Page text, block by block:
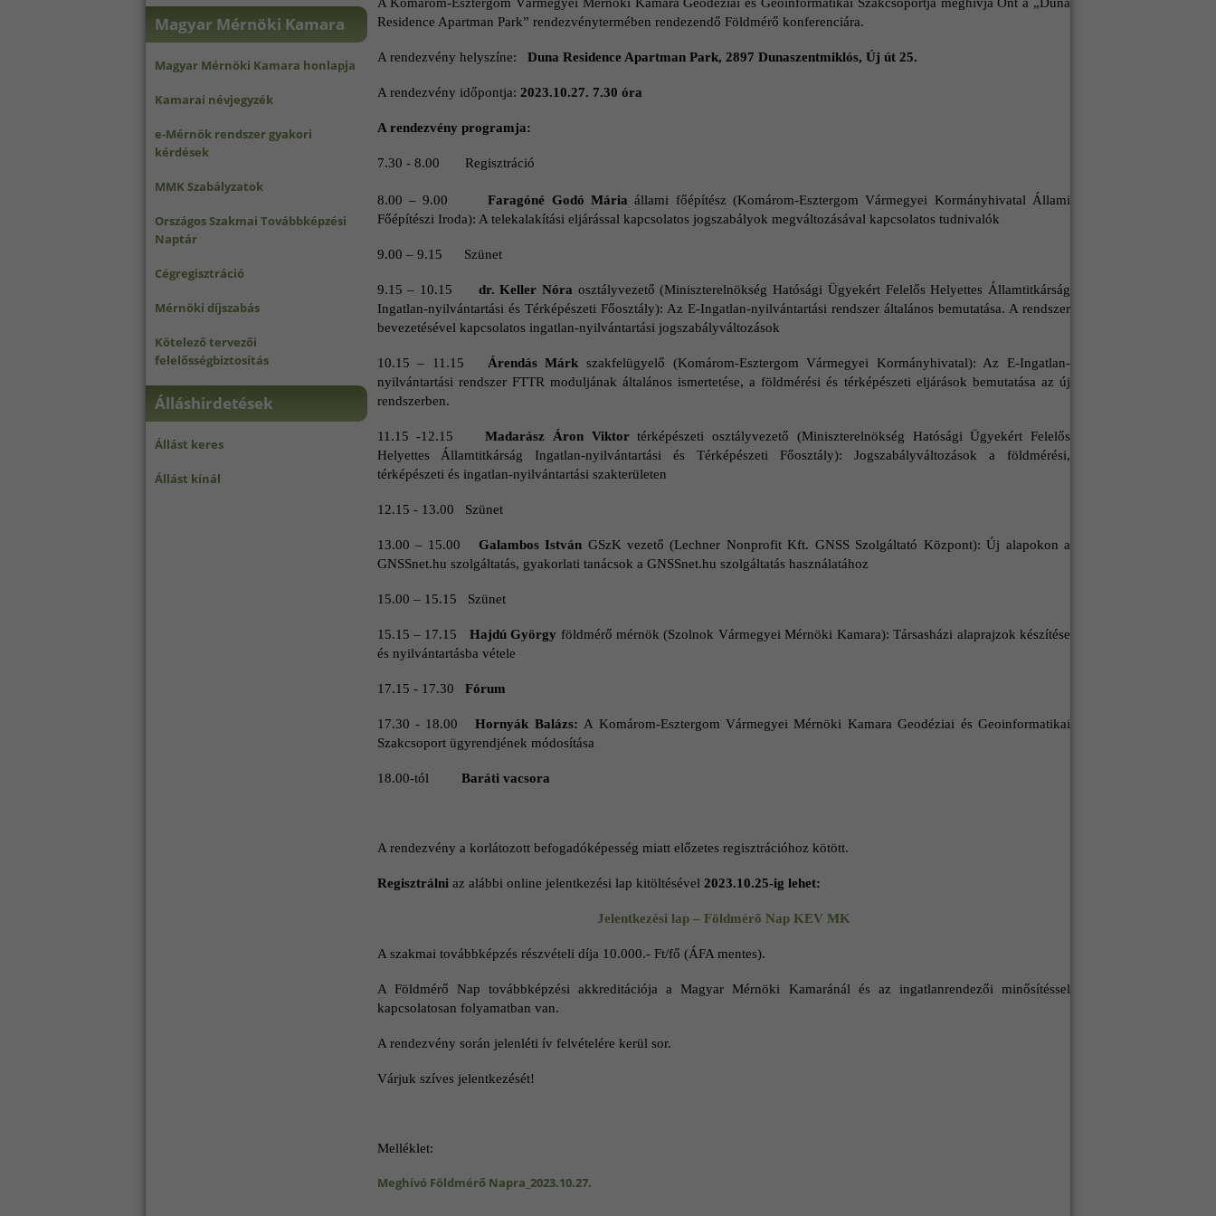
Residence Apartman Park” rendezvénytermében rendezendő Földmérő konferenciára.
A rendezvény helyszíne: Duna Residence Apartman Park, 2897 Dunaszentmiklós, Új út 25.
A rendezvény időpontja: 2023.10.27. 7.30 óra
A rendezvény programja:
7.30 - 8.00 Regisztráció
8.00 – 9.00Faragóné Godó Mária állami főépítész (Komárom-Esztergom Vármegyei Kormányhivatal Állami
Főépítészi Iroda): A telekalakítási eljárással kapcsolatos jogszabályok megváltozásával kapcsolatos tudnivalók
9.00 – 9.15 Szünet
9.15 – 10.15 dr. Keller Nóra osztályvezető (Miniszterelnökség Hatósági Ügyekért Felelős Helyettes Államtitkárság
Ingatlan-nyilvántartási és Térképészeti Főosztály): Az E-Ingatlan-nyilvántartási rendszer általános bemutatása. A rendszer
bevezetésével kapcsolatos ingatlan-nyilvántartási jogszabályváltozások
10.15 – 11.15 Árendás Márk szakfelügyelő (Komárom-Esztergom Vármegyei Kormányhivatal): Az E-Ingatlan-
nyilvántartási rendszer FTTR moduljának általános ismertetése, a földmérési és térképészeti eljárások bemutatása az új
rendszerben.
11.15 -12.15Madarász Áron Viktortérképészeti osztályvezető
(Miniszterelnökség Hatósági Ügyekért Felelős
Helyettes Államtitkárság Ingatlan-nyilvántartási és Térképészeti Főosztály): Jogszabályváltozások a földmérési,
térképészeti és ingatlan-nyilvántartási szakterületen
12.15 - 13.00 Szünet
13.00 – 15.00 Galambos István GSzK vezető (Lechner Nonprofit Kft. GNSS Szolgáltató Központ): Új alapokon a
GNSSnet.hu szolgáltatás, gyakorlati tanácsok a GNSSnet.hu szolgáltatás használatához
15.00 – 15.15 Szünet
15.15 – 17.15 Hajdú György földmérő mérnök (Szolnok Vármegyei Mérnöki Kamara): Társasházi alaprajzok készítése
és nyilvántartásba vétele
17.15 - 17.30 Fórum
17.30 - 18.00 Hornyák Balázs: A Komárom-Esztergom Vármegyei Mérnöki Kamara Geodéziai és Geoinformatikai
Szakcsoport ügyrendjének módosítása
18.00-tól Baráti vacsora
A rendezvény a korlátozott befogadóképesség miatt előzetes regisztrációhoz kötött.
Regisztrálni az alábbi online jelentkezési lap kitöltésével 2023.10.25-ig lehet:
Jelentkezési lap – Földmérő Nap KEV MK
A szakmai továbbképzés részvételi díja 10.000.- Ft/fő (ÁFA mentes).
A Földmérő Nap továbbképzési akkreditációja a Magyar Mérnöki Kamaránál és az ingatlanrendezői minősítéssel
kapcsolatosan folyamatban van.
A rendezvény során jelenléti ív felvételére kerül sor.
Várjuk szíves jelentkezését!
Melléklet:
Meghívó Földmérő Napra_2023.10.27.
Magyar Mérnöki Kamara
Magyar Mérnöki Kamara honlapja
Kamarai névjegyzék
e-Mérnök rendszer gyakori
kérdések
MMK Szabályzatok
Országos Szakmai Továbbképzési
Naptár
Cégregisztráció
Mérnöki díjszabás
Kötelező tervezői
felelősségbiztosítás
Álláshirdetések
Állást keres
Állást kínál